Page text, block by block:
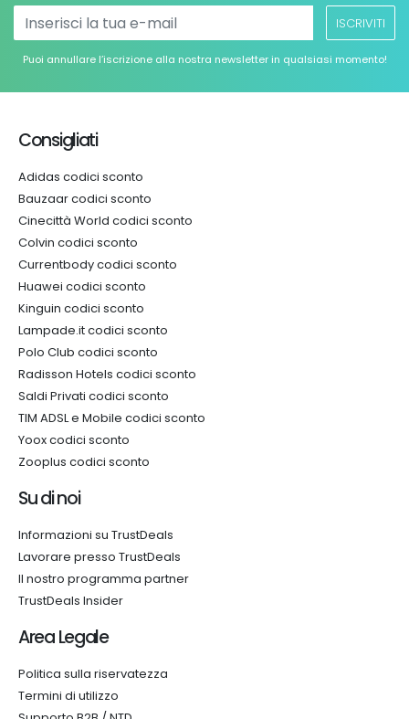
ISCRIVITI
Puoi annullare l’iscrizione alla nostra newsletter in qualsiasi momento!
Consigliati
Adidas codici sconto
Bauzaar codici sconto
Cinecittà World codici sconto
Colvin codici sconto
Currentbody codici sconto
Huawei codici sconto
Kinguin codici sconto
Lampade.it codici sconto
Polo Club codici sconto
Radisson Hotels codici sconto
Saldi Privati codici sconto
TIM ADSL e Mobile codici sconto
Yoox codici sconto
Zooplus codici sconto
Su di noi
Informazioni su TrustDeals
Lavorare presso TrustDeals
Il nostro programma partner
TrustDeals Insider
Area Legale
Politica sulla riservatezza
Termini di utilizzo